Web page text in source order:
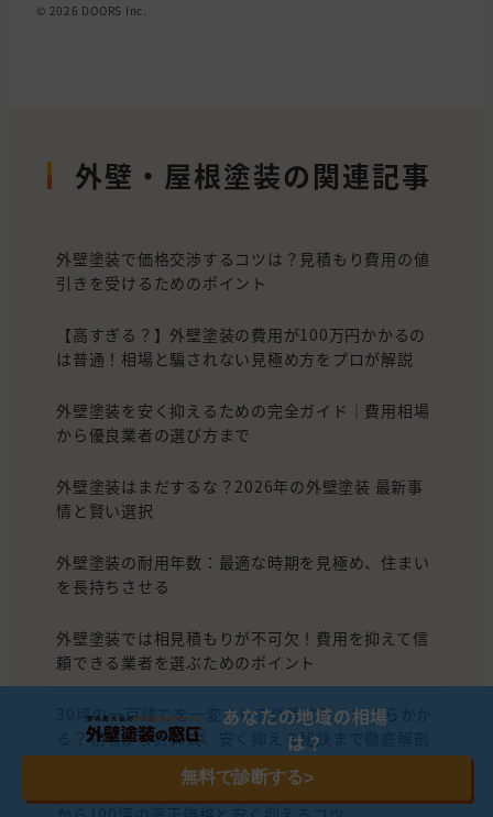
© 2026 DOORS Inc.
外壁・屋根塗装の関連記事
外壁塗装で価格交渉するコツは？見積もり費用の値
引きを受けるためのポイント
【高すぎる？】外壁塗装の費用が100万円かかるの
は普通！相場と騙されない見極め方をプロが解説
外壁塗装を安く抑えるための完全ガイド｜費用相場
から優良業者の選び方まで
外壁塗装はまだするな？2026年の外壁塗装 最新事
情と賢い選択
外壁塗装の耐用年数：最適な時期を見極め、住まい
を長持ちさせる
外壁塗装では相見積もりが不可欠！費用を抑えて信
頼できる業者を選ぶためのポイント
30坪の一戸建てを一変させる外壁塗装！いくらかか
る？相場から計算式、安く抑える秘訣まで徹底解剖
【2026年版】外壁塗装の費用相場はいくら？10坪
あなたの地域の相場
は？
無料で診断する>